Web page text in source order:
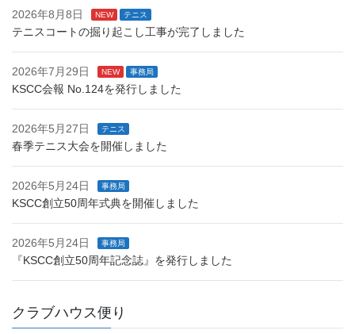
2026年8月8日 NEW テニス
テニスコートの掘り起こし工事が完了しました
2026年7月29日 NEW 事務局
KSCC会報 No.124を発行しました
2026年5月27日 テニス
春季テニス大会を開催しました
2026年5月24日 事務局
KSCC創立50周年式典を開催しました
2026年5月24日 事務局
『KSCC創立50周年記念誌』を発行しました
クラブハウス便り